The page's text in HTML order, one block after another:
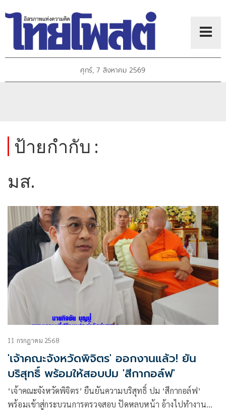
ศุกร์, 7 สิงหาคม 2569
ป้ายกำกับ :
มส.
11 กรกฎาคม 2568
'เจ้าคณะจังหวัดพิจิตร' ออกงานแล้ว! ยัน
บริสุทธิ์ พร้อมให้สอบปม 'สีกากอล์ฟ'
‘เจ้าคณะจังหวัดพิจิตร’ ยืนยันความบริสุทธิ์ ปม ‘สีกากอล์ฟ’
พร้อมเข้าสู่กระบวนการตรวจสอบ ปัดหลบหน้า อ้างไปทำงาน